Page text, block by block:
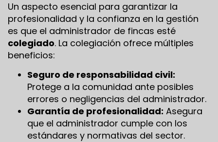
Un aspecto esencial para garantizar la
profesionalidad y la confianza en la gestión
es que el administrador de fincas esté
colegiado. La colegiación ofrece múltiples
beneficios:
Seguro de responsabilidad civil:
Protege a la comunidad ante posibles
errores o negligencias del administrador.
Garantía de profesionalidad: Asegura
que el administrador cumple con los
estándares y normativas del sector.